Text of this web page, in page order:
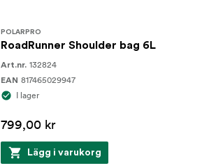
POLARPRO
RoadRunner Shoulder bag 6L
Art.nr. 132824
EAN 817465029947
I lager
799,00 kr
Lägg i varukorg